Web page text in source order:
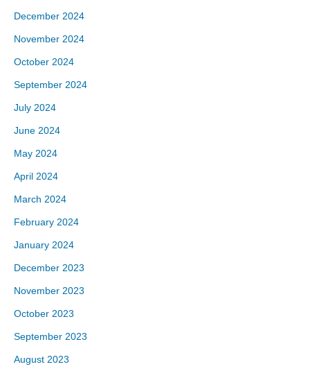
December 2024
November 2024
October 2024
September 2024
July 2024
June 2024
May 2024
April 2024
March 2024
February 2024
January 2024
December 2023
November 2023
October 2023
September 2023
August 2023